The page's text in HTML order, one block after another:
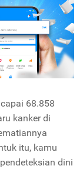
68.858
kanker di
itu, kamu
dini